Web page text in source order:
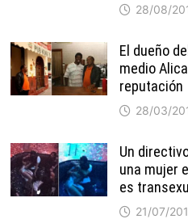
28/08/
El dueño
medio
reputación
28/03/
Un
una mujer
es
21/07/